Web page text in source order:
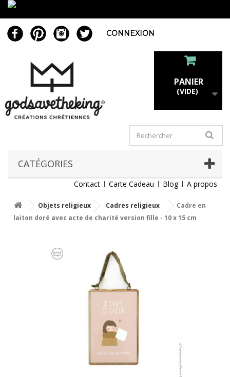
CONNEXION
PANIER
(VIDE)
CATÉGORIES
Contact Carte Cadeau Blog A propos
Objets religieux Cadres religieux
Cadre en
laiton doré avec acte de charité version fille - 10 x 15 cm